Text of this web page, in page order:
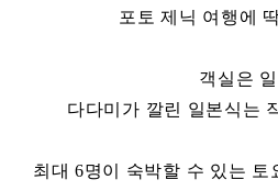
포토 제닉 여행에
객실은
다다미가 깔린 일본식는
최대 6명이 숙박할 수 있는